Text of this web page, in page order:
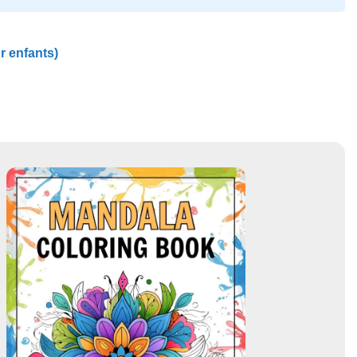
enfants)